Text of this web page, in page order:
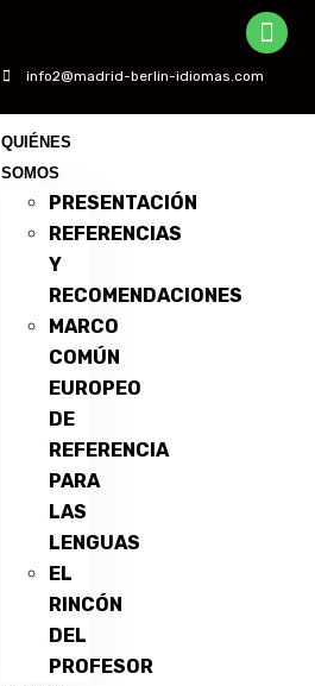
info2@madrid-berlin-idiomas.com
QUIÉNES
SOMOS
PRESENTACIÓN
REFERENCIAS
Y
RECOMENDACIONES
MARCO
COMÚN
EUROPEO
DE
REFERENCIA
PARA
LAS
LENGUAS
EL
RINCÓN
DEL
PROFESOR